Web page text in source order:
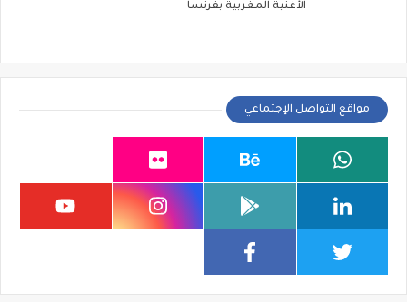
الأغنية المغربية بفرنسا
مواقع التواصل الإجتماعي